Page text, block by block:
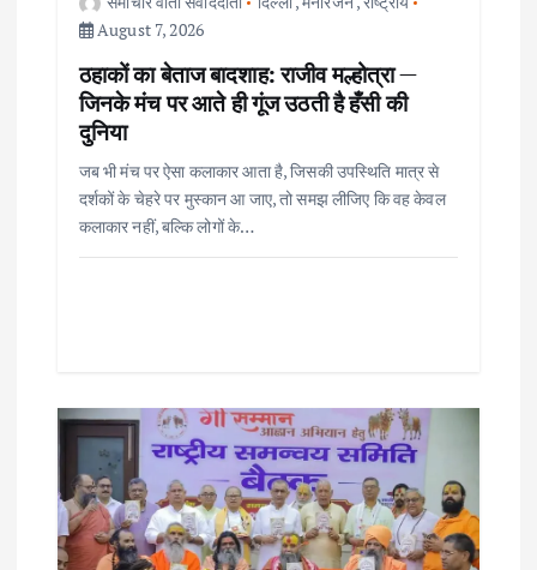
August 7, 2026
ठहाकों का बेताज बादशाह: राजीव मल्होत्रा —
जिनके मंच पर आते ही गूंज उठती है हँसी की
दुनिया
जब भी मंच पर ऐसा कलाकार आता है, जिसकी उपस्थिति मात्र से
दर्शकों के चेहरे पर मुस्कान आ जाए, तो समझ लीजिए कि वह केवल
कलाकार नहीं, बल्कि लोगों के…